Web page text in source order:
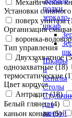
полки,
зеркало-
шкаф
Шкафы
и
пеналы
Столы
для
ванной
Механическая
Установки сливного
поверх унитаза (1
Организация
воронка-
Тип управления
Двухзахватное (5
однозахватные (18)
термостатические (1
Цвет корпуса
Антрацит (18)
Белый глянец (4)
каньон коньяк (5)